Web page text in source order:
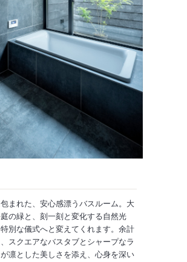
まれた、安心感漂うバスルーム。大
の緑と、刻一刻と変化する自然光
別な儀式へと変えてくれます。余計
スクエアなバスタブとシャープなラ
凛とした美しさを添え、心身を深い